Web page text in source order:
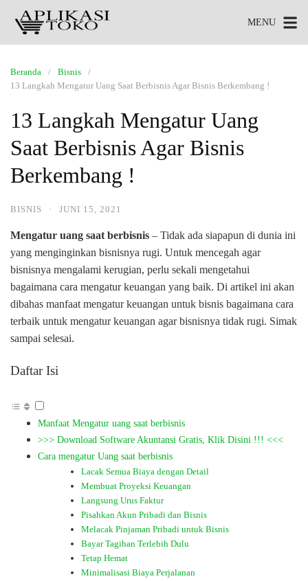
MENU
Beranda
Bisnis
13 Langkah Mengatur Uang Saat Berbisnis Agar Bisnis Berkembang !
13 Langkah Mengatur Uang
Saat Berbisnis Agar Bisnis
Berkembang !
BISNIS · JUNI 15, 2021
Mengatur uang saat berbisnis – Tidak ada siapapun di dunia ini
yang menginginkan bisnisnya rugi. Untuk mencegah agar
bisnisnya mengalami kerugian, perlu sekali mengetahui
bagaimana cara mengatur keuangan yang baik. Di artikel ini akan
dibahas manfaat mengatur keuangan untuk bisnis bagaimana cara
terbaik untuk mengatur keuangan agar bisnisnya tidak rugi. Simak
sampai selesai.
Daftar Isi
Manfaat Mengatur uang saat berbisnis
>>> Download Software Akuntansi Gratis, Klik Disini !!! <<<
Cara mengatur Uang saat berbisnis
Lacak Semua Biaya dengan Detail
Membuat Proyeksi Keuangan
Langsung Urus Faktur
Pisahkan Akun Pribadi dan Bisnis
Melacak Pinjaman Pribadi untuk Bisnis
Bayar Tagihan Terlebih Dulu
Tetap Hemat
Minimalisasi Biaya Perjalanan